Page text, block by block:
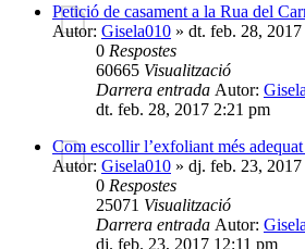
Petició de casament a la Rua del
Autor: Gisela010 » dt. feb. 28,
0 Respostes
60665 Visualització
Darrera entrada Autor:
dt. feb. 28, 2017 2:21 pm
Com escollir l’exfoliant més
Autor: Gisela010 » dj. feb. 23,
0 Respostes
25071 Visualització
Darrera entrada Autor:
dj. feb. 23, 2017 12:11 pm